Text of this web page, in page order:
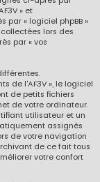
» et
par « logiciel phpBB »
lors des
par « vos
de l'AF3V », le logiciel
de petits fichiers
de votre ordinateur.
utilisateur et un
assignés
de votre navigation
de ce fait tous
votre confort